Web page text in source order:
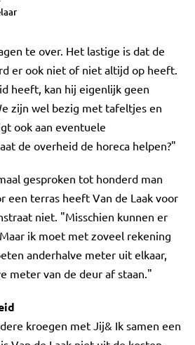
te over. Het lastige is dat de
er ook niet of niet altijd op heeft.
heeft, kan hij eigenlijk geen
zijn wel bezig met tafeltjes en
ook aan eventuele
de overheid de horeca helpen?"
gesproken tot honderd man
een terras heeft Van de Laak voor
niet. "Misschien kunnen er
ik moet met zoveel rekening
anderhalve meter uit elkaar,
meter van de deur af staan."
kroegen met Jij& Ik samen een